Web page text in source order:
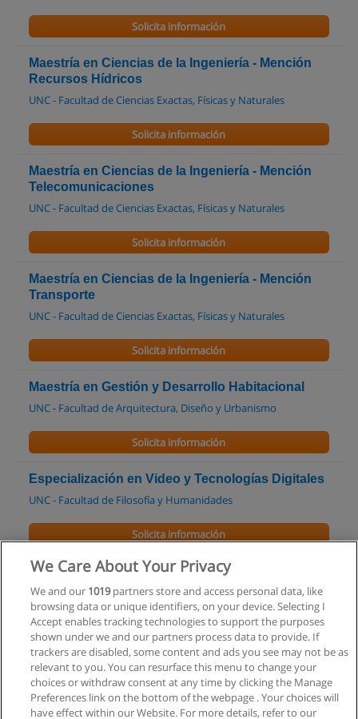
Solicita información
Maestría en Ciencias de la Ingeniería - Mención
Recursos Hídricos
UNC - Facultad de Ciencias Exactas, Físicas y Naturales
Solicita información
Maestría en Ciencias de la Ingeniería - Mención
Telecomunicaciones
UNC - Facultad de Ciencias Exactas, Físicas y Naturales
Solicita información
Maestría en Ciencias de la Ingeniería - Mención
Transporte
UNC - Facultad de Ciencias Exactas, Físicas y Naturales
Solicita información
Maestría en Gestión y Desarrollo Habitacional
UNC - Facultad de Arquitectura, Diseño y Urbanismo
Solicita información
Especialización en Video y Tecnologías Digitales
UNC - Facultad de Filosofía y Humanidades
Solicita información
Posgrado en Fundamentos de Ingeniería
Económica
UNRC - Universidad Nacional de Río Cuarto
Solicita información
We Care About Your Privacy
We and our 1019partners store and access personal data, like
browsing data or unique identifiers, on your device. Selecting I
Accept enables tracking technologies to support the purposes
shown under we and our partners process data to provide. If
trackers are disabled, some content and ads you see may not be as
relevant to you. You can resurface this menu to change your
choices or withdraw consent at any time by clicking the Manage
Preferences link on the bottom of the webpage . Your choices will
have effect within our Website. For more details, refer to our